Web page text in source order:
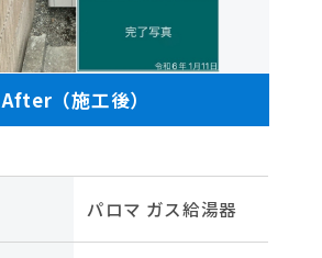
After（施工後）
パロマ ガス給湯器